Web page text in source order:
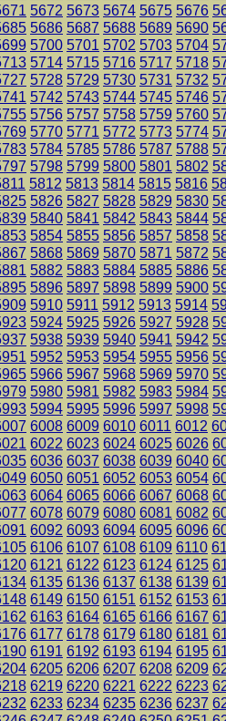
5672 5673 5674 5675 5676
5686 5687 5688 5689 5690
5700 5701 5702 5703 5704
5714 5715 5716 5717 5718
5728 5729 5730 5731 5732
5742 5743 5744 5745 5746
5756 5757 5758 5759 5760
5770 5771 5772 5773 5774
5784 5785 5786 5787 5788
5798 5799 5800 5801 5802
5812 5813 5814 5815 5816
5826 5827 5828 5829 5830
5840 5841 5842 5843 5844
5854 5855 5856 5857 5858
5868 5869 5870 5871 5872
5882 5883 5884 5885 5886
5896 5897 5898 5899 5900
5910 5911 5912 5913 5914
5924 5925 5926 5927 5928
5938 5939 5940 5941 5942
5952 5953 5954 5955 5956
5966 5967 5968 5969 5970
5980 5981 5982 5983 5984
5994 5995 5996 5997 5998
6008 6009 6010 6011 6012
6022 6023 6024 6025 6026
6036 6037 6038 6039 6040
6050 6051 6052 6053 6054
6064 6065 6066 6067 6068
6078 6079 6080 6081 6082
6092 6093 6094 6095 6096
6106 6107 6108 6109 6110
6121 6122 6123 6124 6125
6135 6136 6137 6138 6139
6149 6150 6151 6152 6153
6163 6164 6165 6166 6167
6177 6178 6179 6180 6181
6191 6192 6193 6194 6195
6205 6206 6207 6208 6209
6219 6220 6221 6222 6223
6233 6234 6235 6236 6237